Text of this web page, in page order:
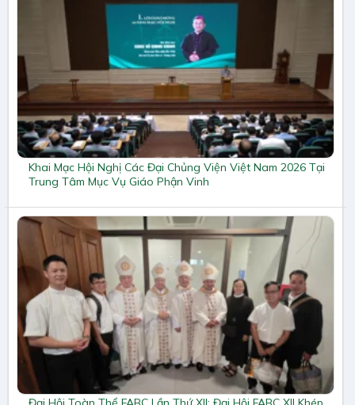
Khai Mạc Hội Nghị Các Đại Chủng Viện Việt Nam 2026 Tại
Trung Tâm Mục Vụ Giáo Phận Vinh